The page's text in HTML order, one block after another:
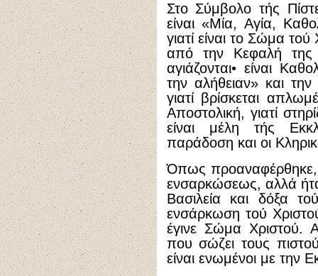
Στο Σύμβολο τής
είναι «Μία, Αγία,
γιατί είναι το Σώμα τού
από την Κεφαλή της
αγιάζονται• είναι
την αλήθειαν» και
γιατί βρίσκεται
Αποστολική, γιατί
είναι μέλη τής
παράδοση και οι
Όπως προαναφέρθηκε,
ενσαρκώσεως, αλλά
Βασιλεία και δόξα
ενσάρκωση τού
έγινε Σώμα Χριστού.
που σώζει τους
είναι ενωμένοι με την